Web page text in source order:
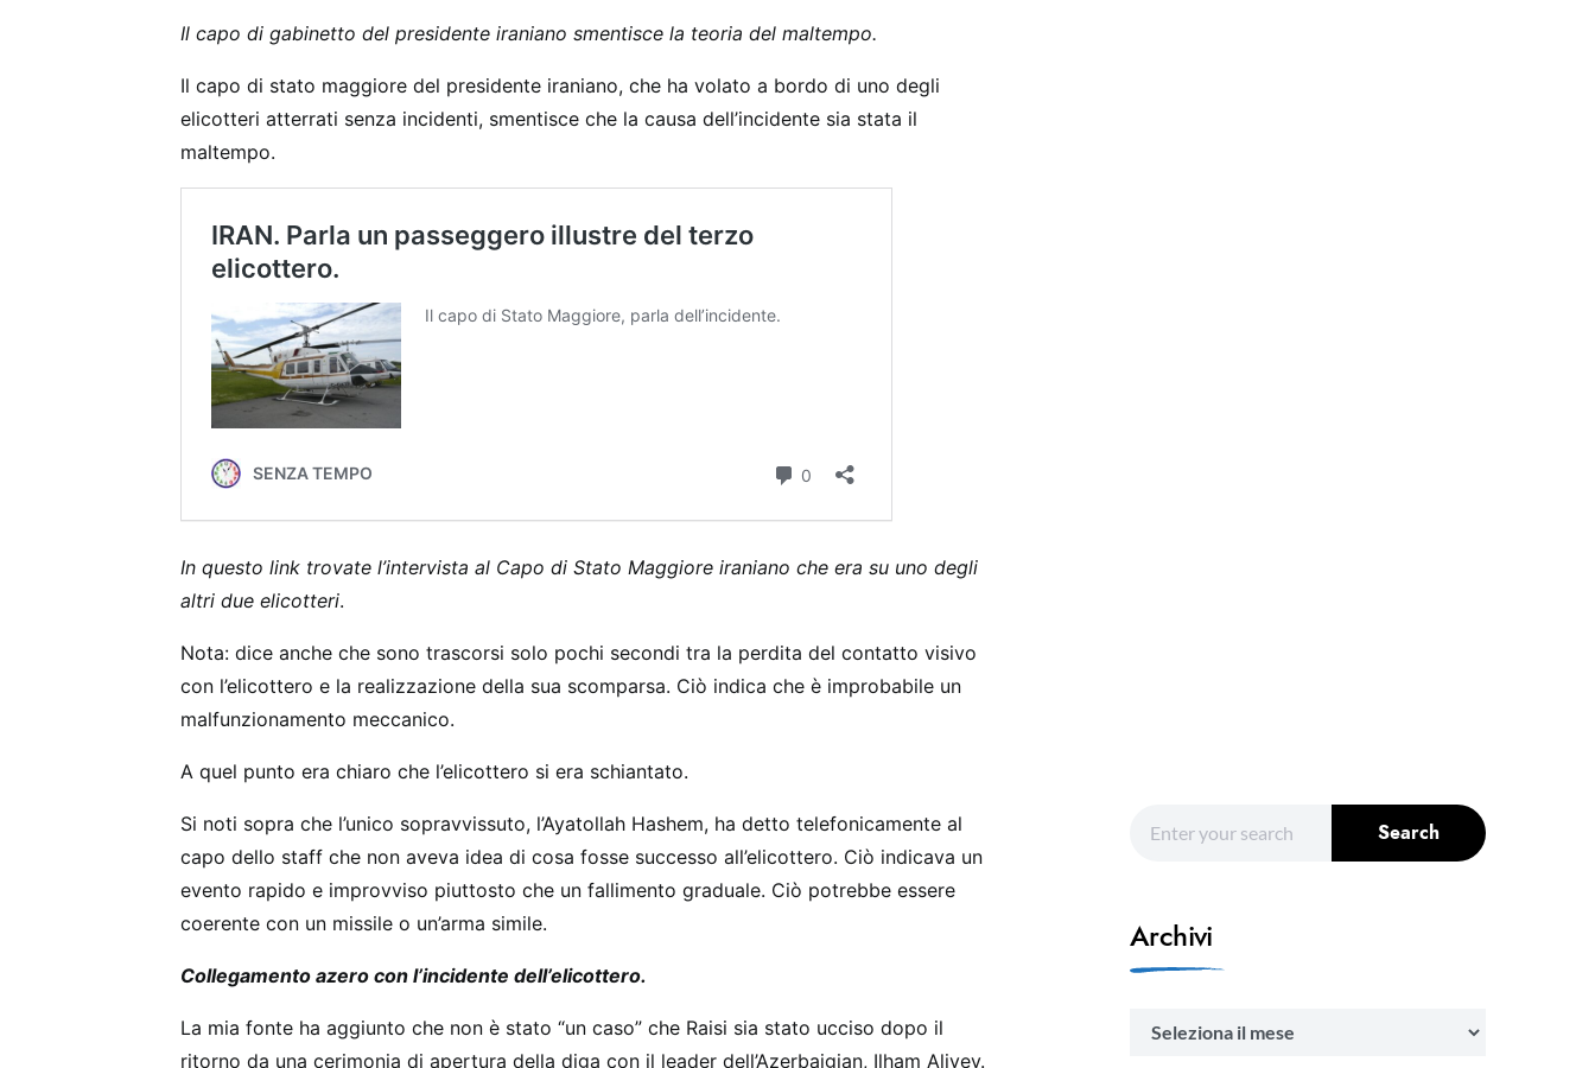
Il capo di gabinetto del presidente iraniano smentisce la teoria del maltempo.
Il capo di stato maggiore del presidente iraniano, che ha volato a bordo di uno degli
elicotteri atterrati senza incidenti, smentisce che la causa dell’incidente sia stata il
maltempo.
In questo link trovate l’intervista al Capo di Stato Maggiore iraniano che era su uno degli
altri due elicotteri.
Nota: dice anche che sono trascorsi solo pochi secondi tra la perdita del contatto visivo
con l’elicottero e la realizzazione della sua scomparsa. Ciò indica che è improbabile un
malfunzionamento meccanico.
A quel punto era chiaro che l’elicottero si era schiantato.
Si noti sopra che l’unico sopravvissuto, l’Ayatollah Hashem, ha detto telefonicamente al
capo dello staff che non aveva idea di cosa fosse successo all’elicottero. Ciò indicava un
evento rapido e improvviso piuttosto che un fallimento graduale. Ciò potrebbe essere
coerente con un missile o un’arma simile.
Collegamento azero con l’incidente dell’elicottero.
La mia fonte ha aggiunto che non è stato “un caso” che Raisi sia stato ucciso dopo il
ritorno da una cerimonia di apertura della diga con il leader dell’Azerbaigian, Ilham Aliyev.
Search
Archivi